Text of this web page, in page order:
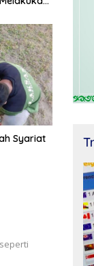
Syariat